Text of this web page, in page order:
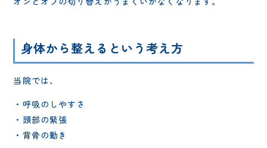
身体から整えるという考え方
当院では、
・呼吸のしやすさ
・頭部の緊張
・背骨の動き